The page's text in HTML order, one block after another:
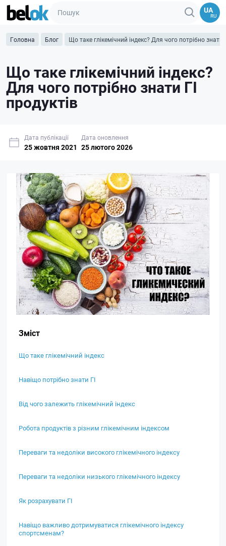
UA
RU
Головна Блог Що таке глікемічний індекс? Для чого потрібно знати
Що таке глікемічний індекс?
Для чого потрібно знати ГІ
продуктів
Дата публікації
25 жовтня 2021
Дата оновлення
25 лютого 2026
Зміст
Що таке глікемічний індекс
Навіщо потрібно знати ГІ
Від чого залежить глікемічний індекс
Робота продуктів з різним глікемічним індексом
Переваги та недоліки високого глікемічного індексу
Переваги та недоліки низького глікемічного індексу
Як розрахувати ГІ
Навіщо важливо дотримуватися глікемічного індексу
спортсменам?